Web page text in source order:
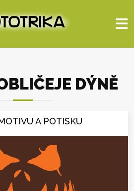
DÝNĚ
A POTISKU